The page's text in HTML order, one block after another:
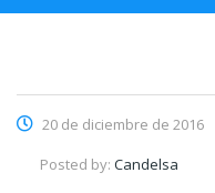
20 de diciembre de 2016
Posted by: Candelsa